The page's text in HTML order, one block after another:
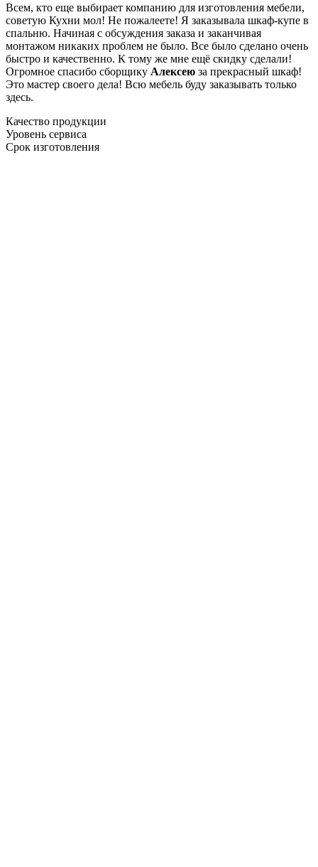
Всем, кто еще выбирает компанию для изготовления мебели,
советую Кухни мол! Не пожалеете! Я заказывала шкаф-купе в
спальню. Начиная с обсуждения заказа и заканчивая
монтажом никаких проблем не было. Все было сделано очень
быстро и качественно. К тому же мне ещё скидку сделали!
Огромное спасибо сборщику Алексею за прекрасный шкаф!
Это мастер своего дела! Всю мебель буду заказывать только
здесь.
Качество продукции
Уровень сервиса
Срок изготовления